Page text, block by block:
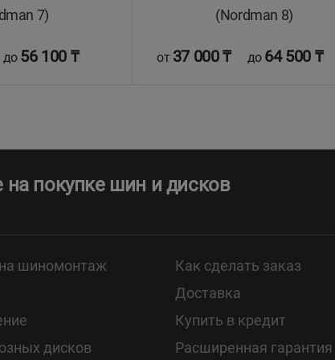
7)
до 56 100 ₸
(Nordman 8)
от 37 000 ₸ до 64 500 ₸
на покупке шин и дисков
шиномонтаж
дисков
Как сделать заказ
Доставка
Купить в кредит
Расширенная гарантия